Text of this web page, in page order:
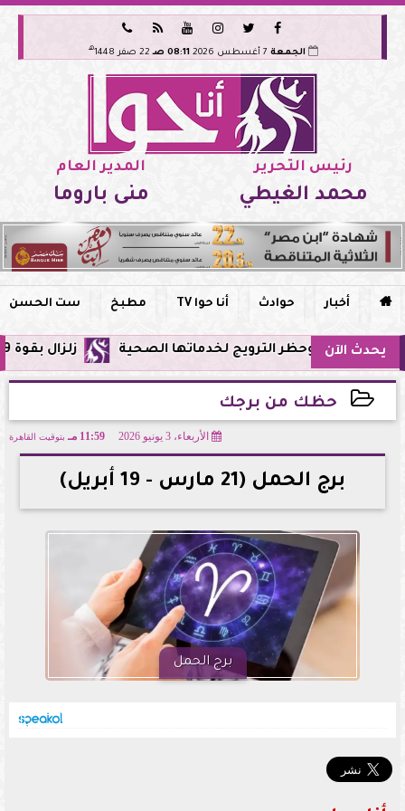






الجمعة 08:11 صـ 22 صفر 1448 هـ
رئيس التحرير
محمد الغيطي
المدير العام
منى باروما
 أخبار حوادث أنا حوا TV مطبخ ست الحسن
يحدث الآن زلزال بقوة 5.9 ريختر يشعر به سكان القاهرة وعدة محافظات.. مركزه شرق البحر المتوسط في مصر وحظر الترويج لخدماتها الصحية
حظك من برجك
الأربعاء، 3 يونيو 2026 11:59 مـ بتوقيت القاهرة
برج الحمل (21 مارس - 19 أبريل)
برج الحمل